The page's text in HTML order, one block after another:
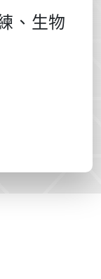
、生物